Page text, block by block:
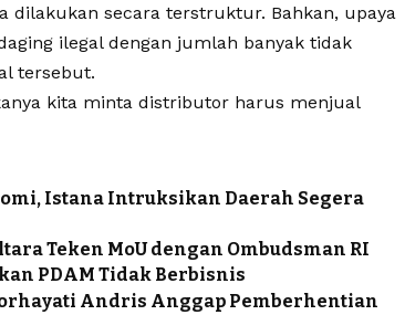
dilakukan secara terstruktur. Bahkan, upaya
ilegal dengan jumlah banyak tidak
tersebut.
kita minta distributor harus menjual
Istana Intruksikan Daerah Segera
Teken MoU dengan Ombudsman RI
PDAM Tidak Berbisnis
Andris Anggap Pemberhentian